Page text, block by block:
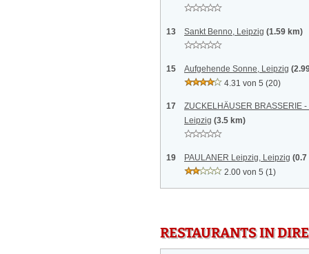
13 Sankt Benno, Leipzig (1.59 km)
15 Aufgehende Sonne, Leipzig
4.31 von 5 (20)
17
ZUCKELHÄUSER BRASSERIE
Leipzig (3.5 km)
19 PAULANER Leipzig, Leipzig (0.7
2.00 von 5 (1)
RESTAURANTS IN